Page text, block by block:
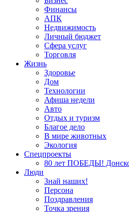
Финансы
АПК
Недвижимость
Личный бюджет
Сфера услуг
Торговля
Жизнь
Здоровье
Дом
Технологии
Афиша недели
Авто
Отдых и туризм
Благое дело
В мире животных
Экология
Спецпроекты
80 лет ПОБЕДЫ!
Люди
Знай наших!
Персона
Поздравления
Точка зрения